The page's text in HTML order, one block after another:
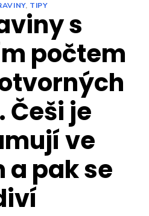
, TIPY
s
počtem
Češi je
ve
a pak se